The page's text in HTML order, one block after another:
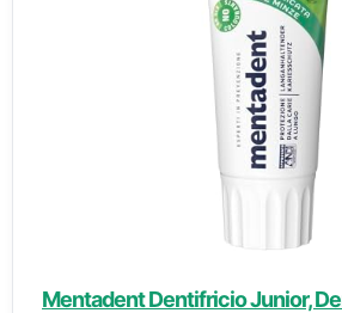
Mentadent Dentifricio Junior,